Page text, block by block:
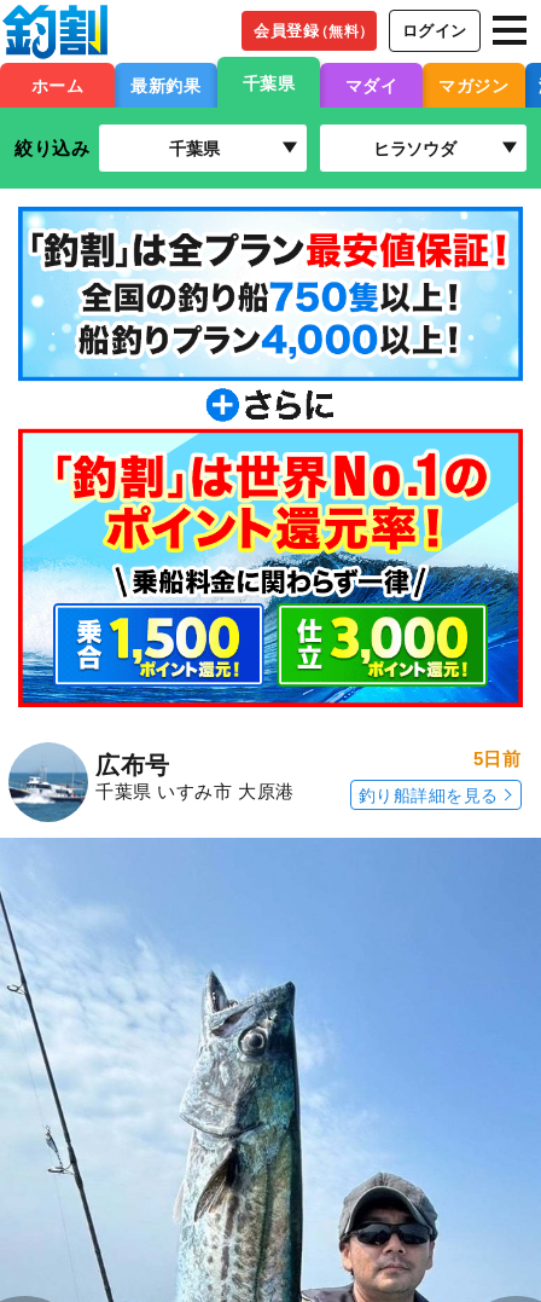
会員登録（無料） ログイン
ホーム 最新釣果 千葉県 マダイ マガジン
絞り込み 千葉県 ヒラソウダ
広布号
千葉県 いすみ市 大原港
5日前
釣り船詳細を見る